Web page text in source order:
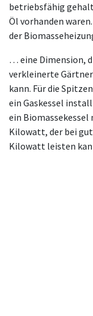
betriebsfähig
Öl vorhanden
der
… eine Dimension,
verkleinerte
kann. Für die
ein Gaskessel
ein
Kilowatt, der bei
Kilowatt leisten